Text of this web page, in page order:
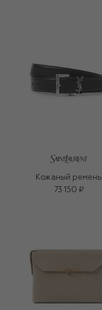
Кожаный ремень
73 150 ₽